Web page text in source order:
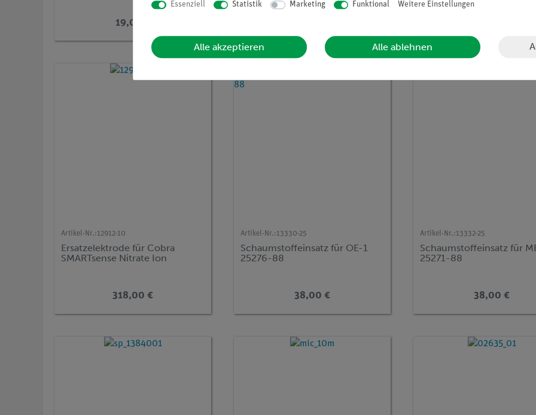
19,00 €
Artikel-Nr.:12912-10
Ersatzelektrode für Cobra
SMARTsense Nitrate Ion
318,00 €
Artikel-Nr.:13330-25
Schaumstoffeinsatz für OE-1
25276-88
38,00 €
Artikel-Nr.:13332-25
Schaumstoffeinsatz für
25271-88
38,00 €
Essenziell Statistik Marketing Funktional Weitere Einstellungen
Alle akzeptieren Alle ablehnen